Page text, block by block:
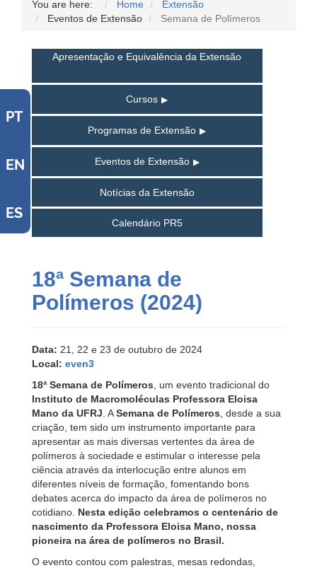
PT
EN
ES
You are here: Home
Extensão
Eventos de Extensão
Semana de Polímeros
Apresentação e Equivalência da Extensão
Cursos
Programas de Extensão
Eventos de Extensão
Notícias da Extensão
Calendário PR5
18ª Semana de
Polímeros (2024)
Data: 21, 22 e 23 de outubro de 2024
Local: even3
18ª Semana de Polímeros , um evento tradicional do
Instituto de Macromoléculas Professora Eloisa
Mano da UFRJ . ASemana de Polímeros , desde a sua
criação, tem sido um instrumento importante para
apresentar as mais diversas vertentes da área de
polímeros à sociedade e estimular o interesse pela
ciência através da interlocução entre alunos em
diferentes níveis de formação, fomentando bons
debates acerca do impacto da área de polímeros no
cotidiano. Nesta edição celebramos o centenário de
nascimento da Professora Eloisa Mano, nossa
pioneira na área de polímeros no Brasil.
O evento contou com palestras, mesas redondas,